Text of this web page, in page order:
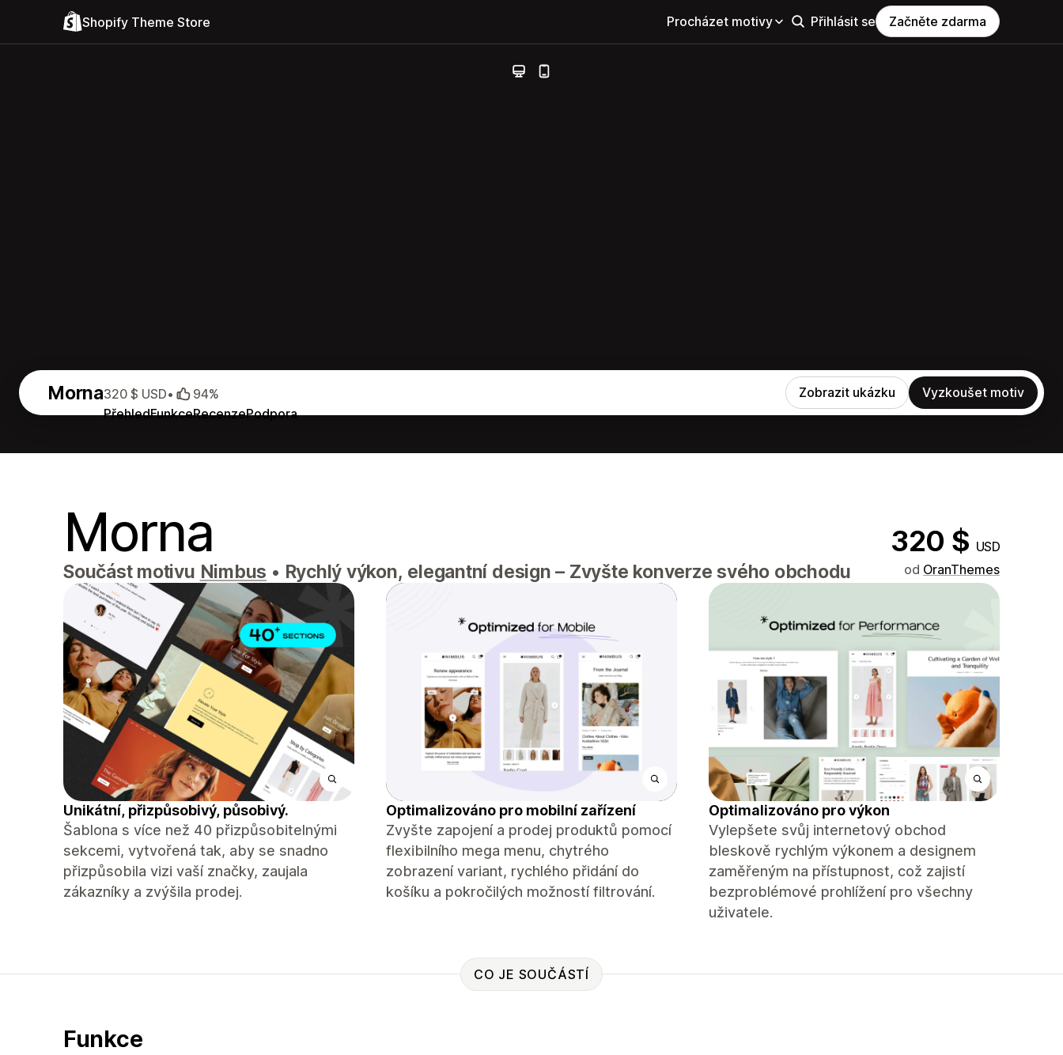
Shopify Theme Store Procházet motivy Přihlásit se Začněte zdarma
Morna
PřehledFunkceRecenzePodpora
320 $ USD• 94% Zobrazit ukázku Vyzkoušet motiv
Morna 320 $ USD
Součást motivu Nimbus • Rychlý výkon, elegantní design – Zvyšte konverze svého obchodu od OranThemes
Unikátní, přizpůsobivý, působivý.
Šablona s více než 40 přizpůsobitelnými
sekcemi, vytvořená tak, aby se snadno
přizpůsobila vizi vaší značky, zaujala
zákazníky a zvýšila prodej.
Optimalizováno pro mobilní zařízení
Zvyšte zapojení a prodej produktů pomocí
flexibilního mega menu, chytrého
zobrazení variant, rychlého přidání do
košíku a pokročilých možností filtrování.
Optimalizováno pro výkon
Vylepšete svůj internetový obchod
bleskově rychlým výkonem a designem
zaměřeným na přístupnost, což zajistí
bezproblémové prohlížení pro všechny
uživatele.
CO JE SOUČÁSTÍ
Funkce